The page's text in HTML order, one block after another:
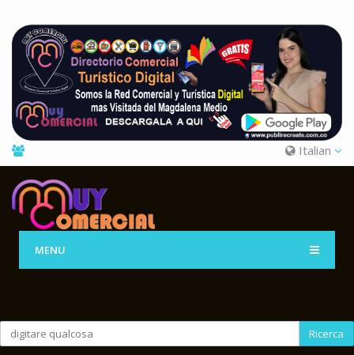
Italian
MENU
Ricerca